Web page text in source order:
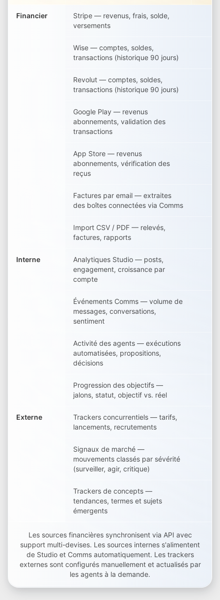
Financier
Stripe — revenus, frais, solde,
versements
Wise — comptes, soldes,
transactions (historique 90 jours)
Revolut — comptes, soldes,
transactions (historique 90 jours)
Google Play — revenus
abonnements, validation des
transactions
App Store — revenus
abonnements, vérification des
reçus
Factures par email — extraites
des boîtes connectées via Comms
Import CSV / PDF — relevés,
factures, rapports
Interne
Analytiques Studio — posts,
engagement, croissance par
compte
Événements Comms — volume de
messages, conversations,
sentiment
Activité des agents — exécutions
automatisées, propositions,
décisions
Progression des objectifs —
jalons, statut, objectif vs. réel
Externe
Trackers concurrentiels — tarifs,
lancements, recrutements
Signaux de marché —
mouvements classés par sévérité
(surveiller, agir, critique)
Trackers de concepts —
tendances, termes et sujets
émergents
Les sources financières synchronisent via API avec
support multi-devises. Les sources internes s'alimentent
de Studio et Comms automatiquement. Les trackers
externes sont configurés manuellement et actualisés par
les agents à la demande.